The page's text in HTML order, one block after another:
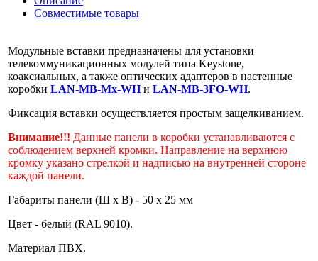
Совместимые товары
Модульные вставки предназначены для установки
телекоммуникационных модулей типа Keystone,
коаксиальных, а также оптических адаптеров в настенные
коробки LAN-MB-Mx-WH и LAN-MB-3FO-WH.
Фиксация вставки осуществляется простым защелкиванием.
Внимание!!! Данные панели в коробки устанавливаются с
соблюдением верхней кромки. Направление на верхнюю
кромку указано стрелкой и надписью на внутренней стороне
каждой панели.
Габариты панели (Ш х В) - 50 х 25 мм
Цвет - белый (RAL 9010).
Материал ПВХ.